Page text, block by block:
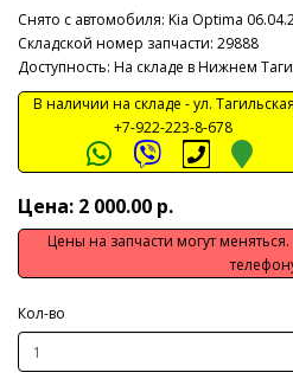
Снято с автомобиля: Kia Optima
Складской номер запчасти: 29888
Доступность: На складе в Нижнем
В наличии на складе -ул.
+7-922-223-8-678
Цена: 2 000.00 р.
Цены на запчасти могут
Кол-во